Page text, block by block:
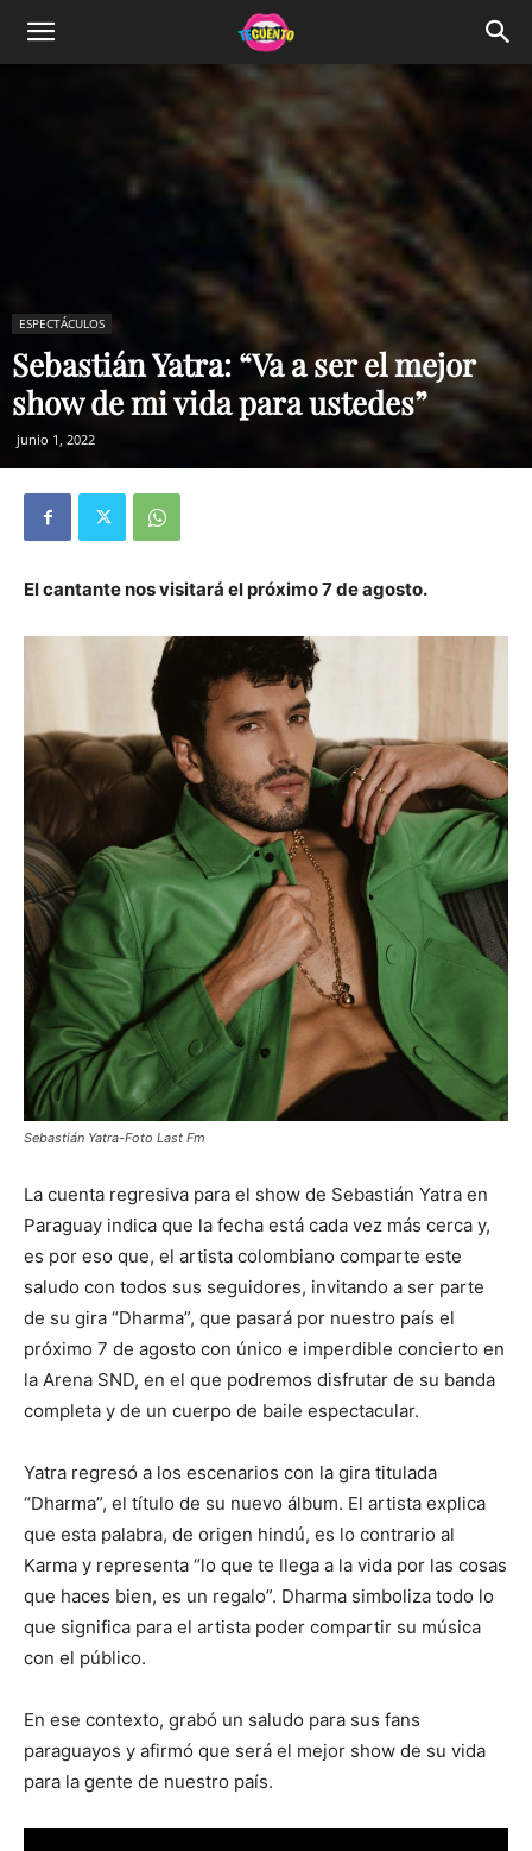
ESPECTÁCULOS
Sebastián Yatra: “Va a ser el mejor
show de mi vida para ustedes”
junio 1, 2022
El cantante nos visitará el próximo 7 de agosto.
Sebastián Yatra-Foto Last Fm
La cuenta regresiva para el show de Sebastián Yatra en
Paraguay indica que la fecha está cada vez más cerca y,
es por eso que, el artista colombiano comparte este
saludo con todos sus seguidores, invitando a ser parte
de su gira “Dharma”, que pasará por nuestro país el
próximo 7 de agosto con único e imperdible concierto en
la Arena SND, en el que podremos disfrutar de su banda
completa y de un cuerpo de baile espectacular.
Yatra regresó a los escenarios con la gira titulada
“Dharma”, el título de su nuevo álbum. El artista explica
que esta palabra, de origen hindú, es lo contrario al
Karma y representa “lo que te llega a la vida por las cosas
que haces bien, es un regalo”. Dharma simboliza todo lo
que significa para el artista poder compartir su música
con el público.
En ese contexto, grabó un saludo para sus fans
paraguayos y afirmó que será el mejor show de su vida
para la gente de nuestro país.